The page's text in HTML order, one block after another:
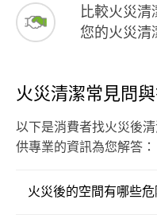
比較火災
您的火災清
火災清潔常見問
以下是消費者找火災後
供專業的資訊為您解答：
火災後的空間有哪些危